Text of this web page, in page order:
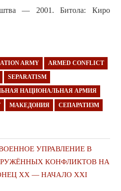
— 2001. Битола: Киро
ARMY ARMED CONFLICT
SEPARATISM
НАЦИОНАЛЬНАЯ АРМИЯ
МАКЕДОНИЯ СЕПАРАТИЗМ
УПРАВЛЕНИЕ В
КОНФЛИКТОВ НА
ХХ — НАЧАЛО ХХI